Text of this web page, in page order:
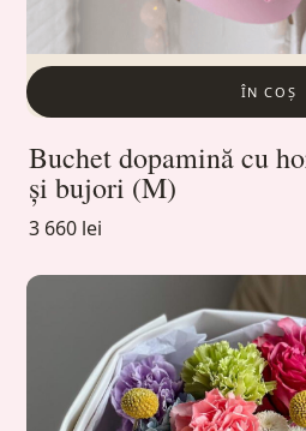
ÎN COȘ
Buchet dopamină cu
și bujori (M)
3 660 lei